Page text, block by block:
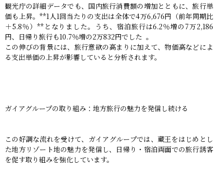
観光庁の詳細データでも、国内旅行消費額の増加とともに、旅行単
価も上昇。**1人1回当たりの支出は全体で4万6,676円（前年同期比
＋5.8％）**となりました。うち、宿泊旅行は6.2％増の7万2,186
円、日帰り旅行も10.7％増の2万832円でした 。
この伸びの背景には、旅行意欲の高まりに加えて、物価高などによ
る支出単価の上昇が影響していると分析されます。
ガイアグループの取り組み：地方旅行の魅力を発信し続ける
この好調な流れを受けて、ガイアグループでは、蔵王をはじめとし
た地方リゾート地の魅力を発信し、日帰り・宿泊両面での旅行誘客
を促す取り組みを強化しています。